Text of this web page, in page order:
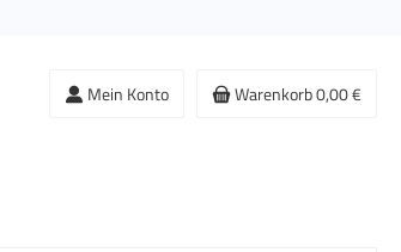
Mein Konto Warenkorb0,00 €